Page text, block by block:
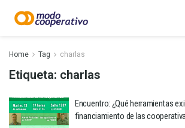
Home Tag charlas
Etiqueta: charlas
Encuentro: ¿Qué herramientas
financiamiento de las